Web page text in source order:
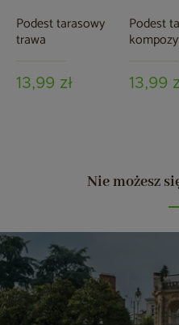
Podest tarasowy
trawa
13,99 zł
Podest
13,99
Nie możesz